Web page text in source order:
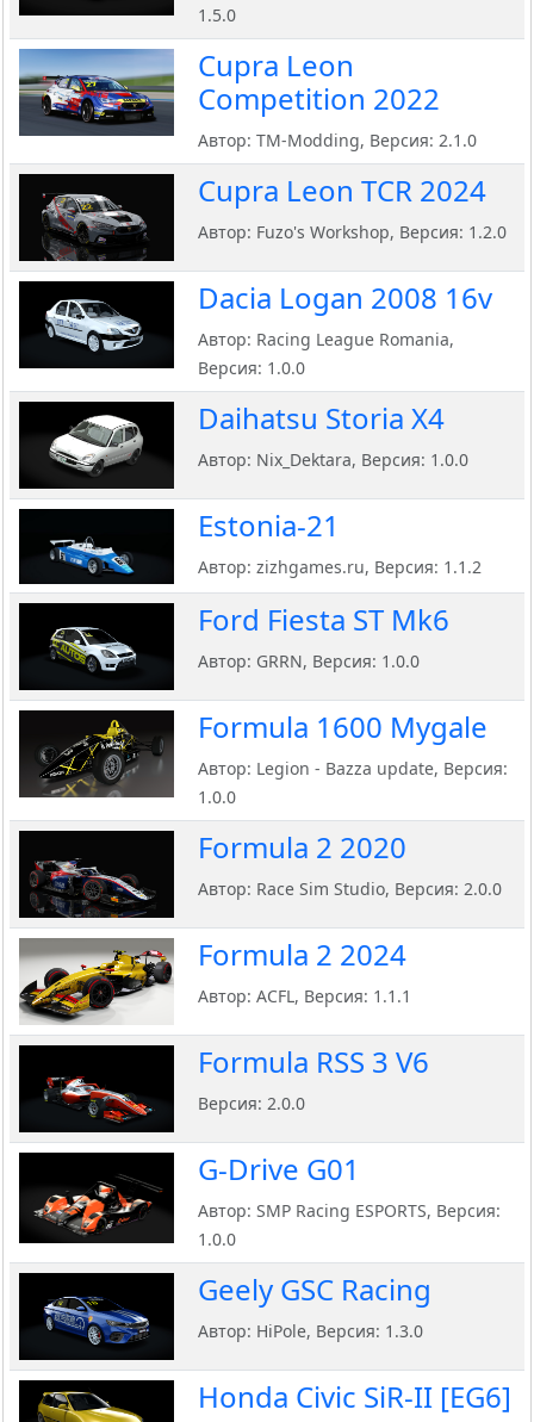
1.5.0
Cupra Leon
Competition 2022
Автор: TM-Modding, Версия: 2.1.0
Cupra Leon TCR 2024
Автор: Fuzo's Workshop, Версия: 1.2.0
Dacia Logan 2008 16v
Автор: Racing League Romania,
Версия: 1.0.0
Daihatsu Storia X4
Автор: Nix_Dektara, Версия: 1.0.0
Estonia-21
Автор: zizhgames.ru, Версия: 1.1.2
Ford Fiesta ST Mk6
Автор: GRRN, Версия: 1.0.0
Formula 1600 Mygale
Автор: Legion - Bazza update, Версия:
1.0.0
Formula 2 2020
Автор: Race Sim Studio, Версия: 2.0.0
Formula 2 2024
Автор: ACFL, Версия: 1.1.1
Formula RSS 3 V6
Версия: 2.0.0
G-Drive G01
Автор: SMP Racing ESPORTS, Версия:
1.0.0
Geely GSC Racing
Автор: HiPole, Версия: 1.3.0
Honda Civic SiR-II [EG6]